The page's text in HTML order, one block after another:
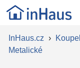
InHaus.cz ›
Metalické